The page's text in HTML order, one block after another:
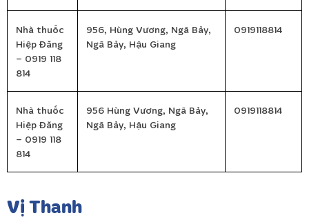
Nhà thuốc
Hiệp Đăng
– 0919 118
814
956, Hùng Vương, Ngã Bảy,
Ngã Bảy, Hậu Giang
0919118814
Nhà thuốc
Hiệp Đăng
– 0919 118
814
956 Hùng Vương, Ngã Bảy,
Ngã Bảy, Hậu Giang
0919118814
Vị Thanh